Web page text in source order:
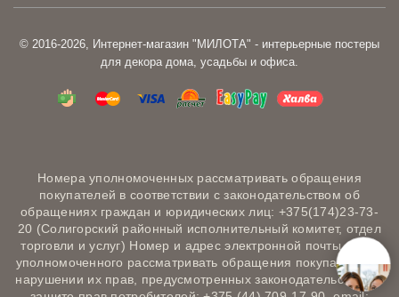
© 2016-2026, Интернет-магазин "МИЛОТА" - интерьерные постеры
для декора дома, усадьбы и офиса.
Номера уполномоченных рассматривать обращения
покупателей в соответствии с законодательством об
обращениях граждан и юридических лиц: +375(174)23-73-
20 (Солигорский районный исполнительный комитет, отдел
торговли и услуг) Номер и адрес электронной почты лица,
уполномоченного рассматривать обращения покупателей о
нарушении их прав, предусмотренных законодательством о